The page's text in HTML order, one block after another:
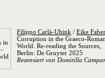
Filippo Carlà-Uhink / Eike Faber
Corruption in the Graeco-
World. Re-reading the Sources,
Berlin: De Gruyter 2025
Rezensiert von Domitilla